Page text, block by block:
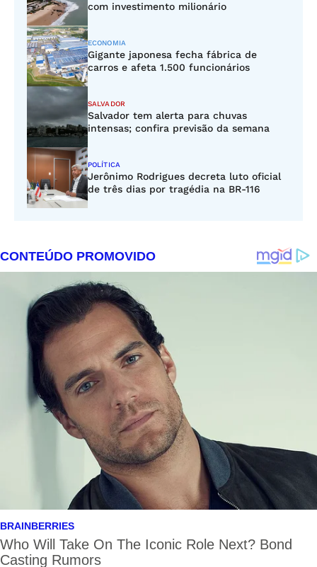
com investimento milionário
ECONOMIA
Gigante japonesa fecha fábrica de
carros e afeta 1.500 funcionários
SALVADOR
Salvador tem alerta para chuvas
intensas; confira previsão da semana
POLÍTICA
Jerônimo Rodrigues decreta luto oficial
de três dias por tragédia na BR-116